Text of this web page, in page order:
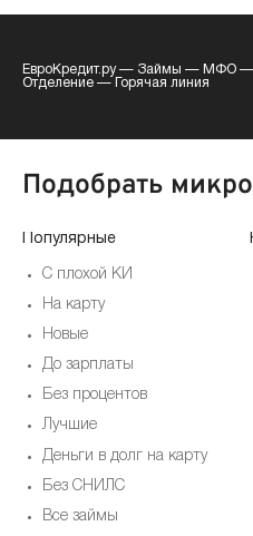
ЕвроКредит.ру— Займы — МФО —
Отделение — Горячая линия
Подобрать
Популярные
С плохой КИ
На карту
Новые
До зарплаты
Без процентов
Лучшие
Деньги в долг на карту
Без СНИЛС
Все займы